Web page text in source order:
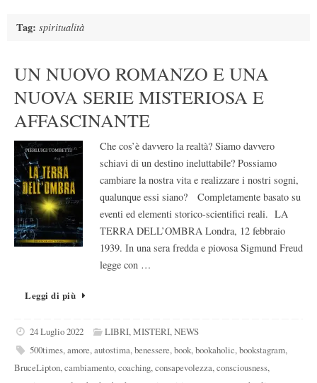
Tag: spiritualità
UN NUOVO ROMANZO E UNA
NUOVA SERIE MISTERIOSA E
AFFASCINANTE
Che cos’è davvero la realtà? Siamo davvero
schiavi di un destino ineluttabile? Possiamo
cambiare la nostra vita e realizzare i nostri sogni,
qualunque essi siano? Completamente basato su
eventi ed elementi storico-scientifici reali. LA
TERRA DELL’OMBRA Londra, 12 febbraio
1939. In una sera fredda e piovosa Sigmund Freud
legge con …
Leggi di più
24 Luglio 2022 LIBRI,MISTERI,NEWS
500times,amore,autostima,benessere,book,bookaholic,bookstagram,
BruceLipton,cambiamento,coaching,consapevolezza,consciousness,